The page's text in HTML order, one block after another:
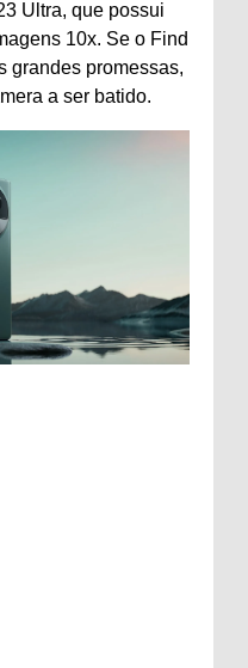
Ultra, que possui
10x. Se o Find
grandes promessas,
a ser batido.